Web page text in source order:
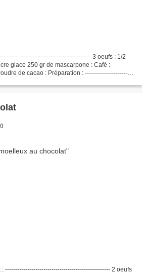
3 oeufs : 1/2
glace 250 gr de mascarpone : Café :
de cacao : Préparation : ------------------------
---------------------------------------------------- 2 oeufs